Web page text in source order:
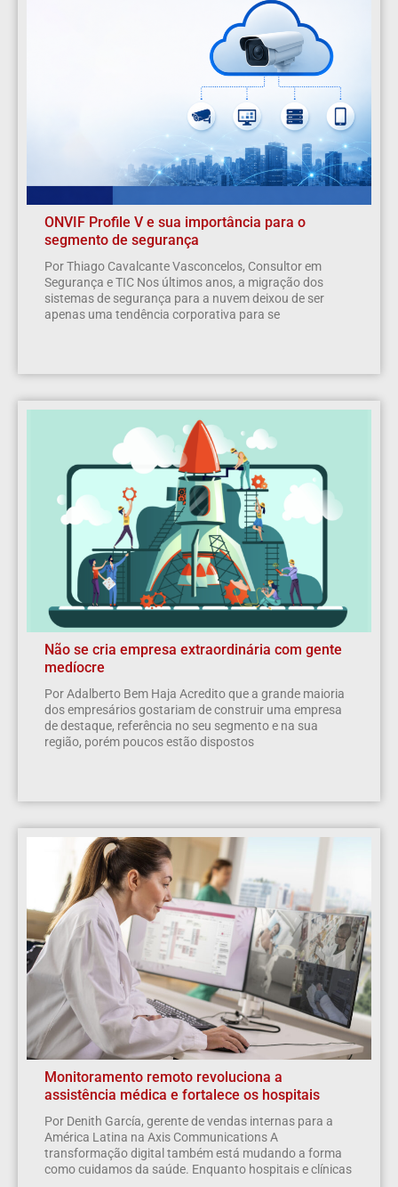
ONVIF Profile V e sua importância para o
segmento de segurança
Por Thiago Cavalcante Vasconcelos, Consultor em
Segurança e TIC Nos últimos anos, a migração dos
sistemas de segurança para a nuvem deixou de ser
apenas uma tendência corporativa para se
Não se cria empresa extraordinária com gente
medíocre
Por Adalberto Bem Haja Acredito que a grande maioria
dos empresários gostariam de construir uma empresa
de destaque, referência no seu segmento e na sua
região, porém poucos estão dispostos
Monitoramento remoto revoluciona a
assistência médica e fortalece os hospitais
Por Denith García, gerente de vendas internas para a
América Latina na Axis Communications A
transformação digital também está mudando a forma
como cuidamos da saúde. Enquanto hospitais e clínicas